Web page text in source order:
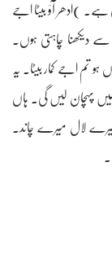
ہے۔ )ادھر آؤ بیٹا اجے
دیکھنا چاہتی ہوں۔
تم اجے کمار بیٹا۔ یہ
پہچان لیں گی۔ ہاں
لال میرے چاند۔